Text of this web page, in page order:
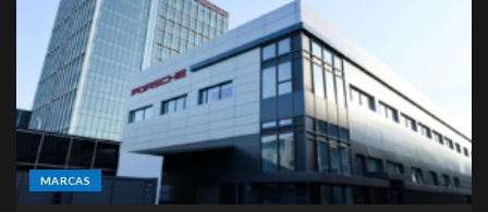
MARCAS